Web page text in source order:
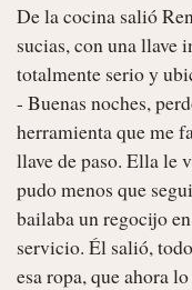
De la cocina salió
sucias, con una llave
totalmente serio y
- Buenas noches,
herramienta que me
llave de paso. Ella le
pudo menos que
bailaba un regocijo
servicio. Él salió,
esa ropa, que ahora